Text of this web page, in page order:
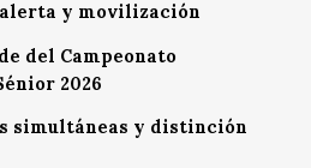
y movilización
del Campeonato
2026
simultáneas y distinción